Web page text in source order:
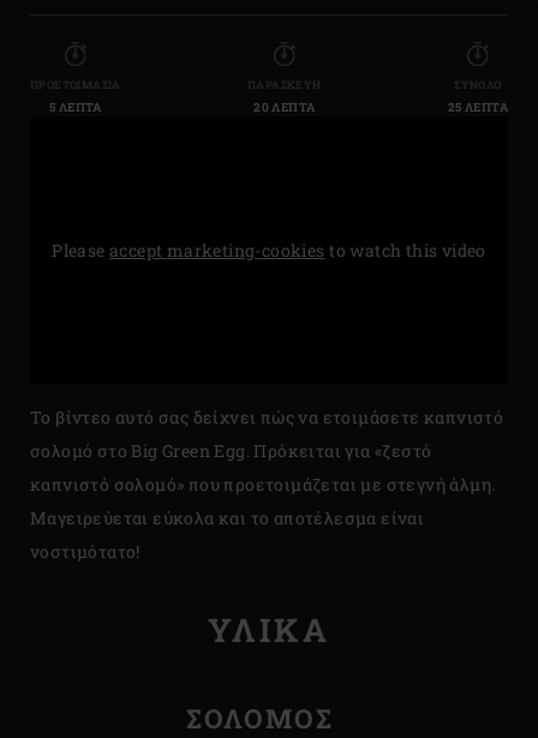
ΠΡΟΕΤΟΙΜΑΣΊΑ
5 ΛΕΠΤΆ
ΠΑΡΑΣΚΕΥΉ
20 ΛΕΠΤΆ
ΣΎΝΟΛΟ
25 ΛΕΠΤΆ
Pleaseaccept marketing-cookies to watch this video
Το βίντεο αυτό σας δείχνει πώς να ετοιμάσετε καπνιστό
σολομό στο Big Green Egg. Πρόκειται για «ζεστό
καπνιστό σολομό» που προετοιμάζεται με στεγνή άλμη.
Μαγειρεύεται εύκολα και το αποτέλεσμα είναι
νοστιμότατο!
ΥΛΙΚΆ
ΣΟΛΟΜΌΣ